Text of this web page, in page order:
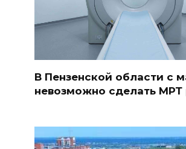
В Пензенской области с
невозможно сделать МРТ